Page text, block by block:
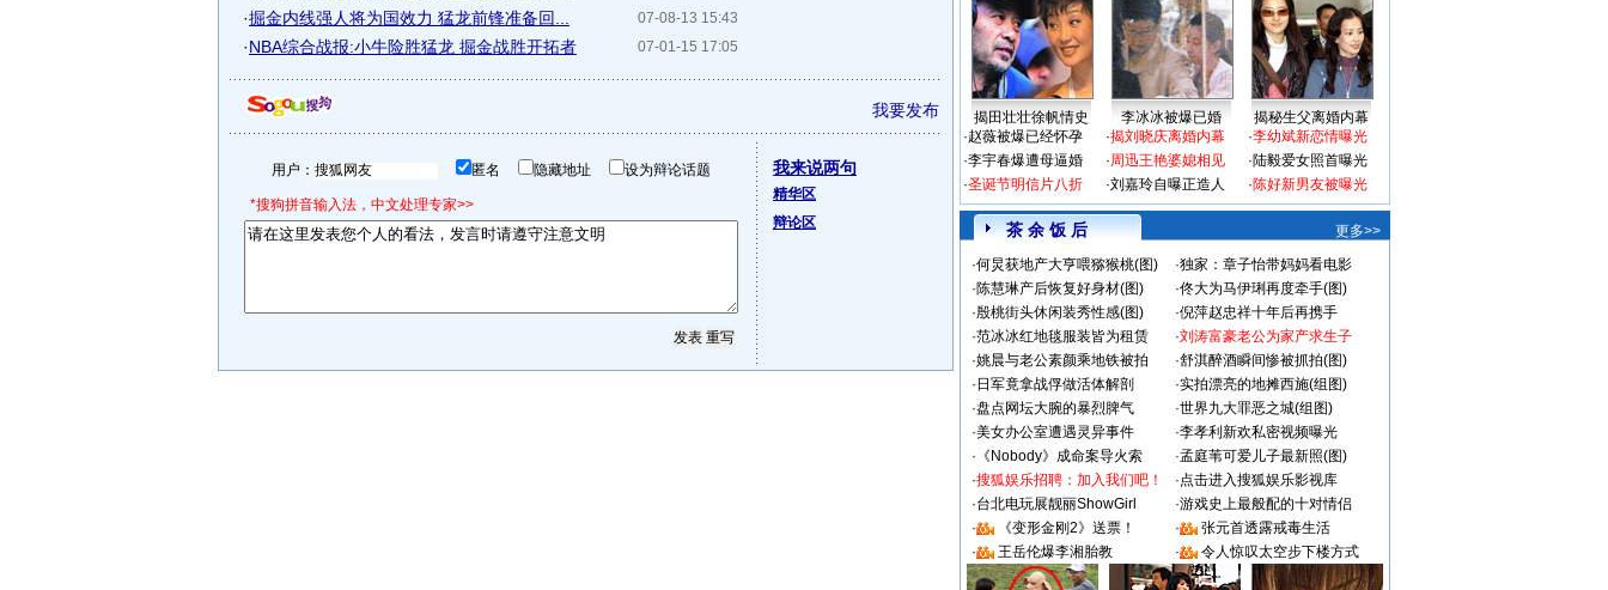
07-08-13 15:43
·掘金内线强人将为国效力 猛龙前锋准备回...
07-01-15 17:05
·NBA综合战报:小牛险胜猛龙 掘金战胜开拓者
我要发布
用户： 匿名 隐藏地址 设为辩论话题
*搜狗拼音输入法，中文处理专家>>
我来说两句
精华区
辩论区
揭田壮壮徐帆情史 李冰冰被爆已婚
揭秘生父离婚内幕
·赵薇被爆已经怀孕
·李宇春爆遭母逼婚
·圣诞节明信片八折
·揭刘晓庆离婚内幕
·周迅王艳婆媳相见
·刘嘉玲自曝正造人
·李幼斌新恋情曝光
·陆毅爱女照首曝光
·陈好新男友被曝光
茶 余 饭 后
更多>>
·何炅获地产大亨喂猕猴桃(图) ·独家：章子怡带妈妈看电影
·陈慧琳产后恢复好身材(图) ·佟大为马伊琍再度牵手(图)
·殷桃街头休闲装秀性感(图) ·倪萍赵忠祥十年后再携手
·范冰冰红地毯服装皆为租赁 ·刘涛富豪老公为家产求生子
·姚晨与老公素颜乘地铁被拍 ·舒淇醉酒瞬间惨被抓拍(图)
· 日军竟拿战俘做活体解剖 ·实拍漂亮的地摊西施(组图)
·盘点网坛大腕的暴烈脾气 ·世界九大罪恶之城(组图)
·美女办公室遭遇灵异事件 ·李孝利新欢私密视频曝光
· 《Nobody》成命案导火索 ·孟庭苇可爱儿子最新照(图)
·搜狐娱乐招聘：加入我们吧！ ·点击进入搜狐娱乐影视库
·台北电玩展靓丽ShowGirl ·游戏史上最般配的十对情侣
·
《变形金刚2》送票！ ·
张元首透露戒毒生活
·
王岳伦爆李湘胎教 · 令人惊叹太空步下楼方式